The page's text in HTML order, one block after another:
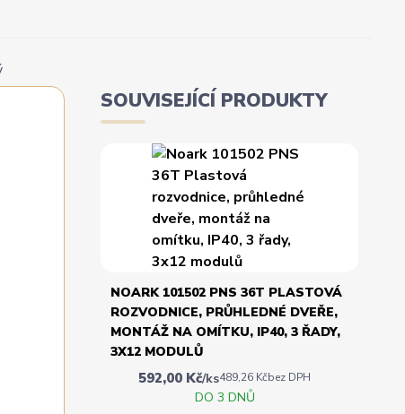
SOUVISEJÍCÍ PRODUKTY
NOARK 101502 PNS 36T PLASTOVÁ
ROZVODNICE, PRŮHLEDNÉ DVEŘE,
MONTÁŽ NA OMÍTKU, IP40, 3 ŘADY,
3X12 MODULŮ
592,00 Kč/ks489,26 Kčbez DPH
DO 3 DNŮ